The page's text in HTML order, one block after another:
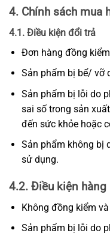
4. Chính sách mua
4.1. Điều kiện đổi trả
Đơn hàng đồng
Sản phẩm bị bể/ vỡ
Sản phẩm bị lỗi do
sai số trong sản
đến sức khỏe hoặc
Sản phẩm không bị
sử dụng.
4.2. Điều kiện hàng
Không đồng kiểm
Sản phẩm bị lỗi do